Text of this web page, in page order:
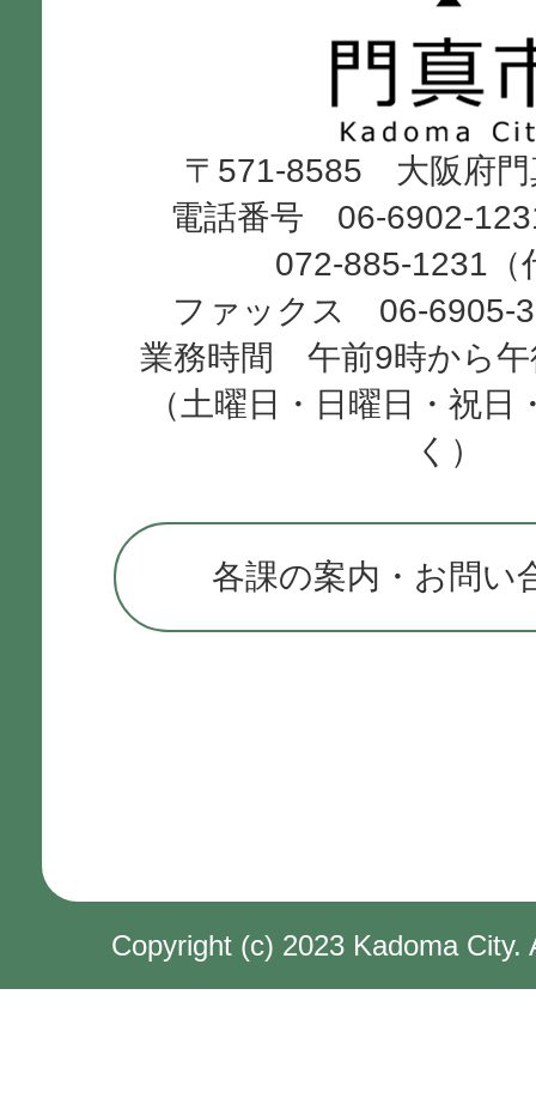
市
Kadoma
City
〒571-8585 大阪府門
電話番号 06-6902-
072-885-1231（
ファックス 06-6905-
業務時間 午前9時から午
（土曜日・日曜日・祝日
く）
各課の案内・お問い
Copyright (c) 2023 Kadoma City.